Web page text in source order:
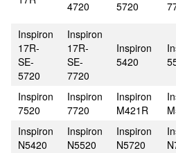
4720 5720
Inspiron
17R-
SE-
5720
Inspiron
17R-
SE-
7720
Inspiron
5420
Inspiron
7520
Inspiron
7720
Inspiron
M421R
Inspiron
N5420
Inspiron
N5520
Inspiron
N5720